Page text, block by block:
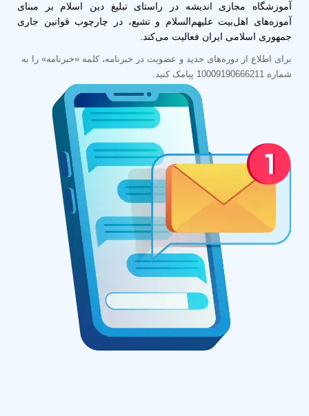
آموزشگاه مجازی اندیشه در راستای تبلیغ دین اسلام بر مبنای
آموزه‌های اهل‌بیت علیهم‌السلام و تشیع، در چارچوب قوانین جاری
جمهوری اسلامی ایران فعالیت می‌کند.
برای اطلاع از دوره‌های جدید و عضویت در خبرنامه، کلمه «خبرنامه» را به
شماره 10009190666211 پیامک کنید.